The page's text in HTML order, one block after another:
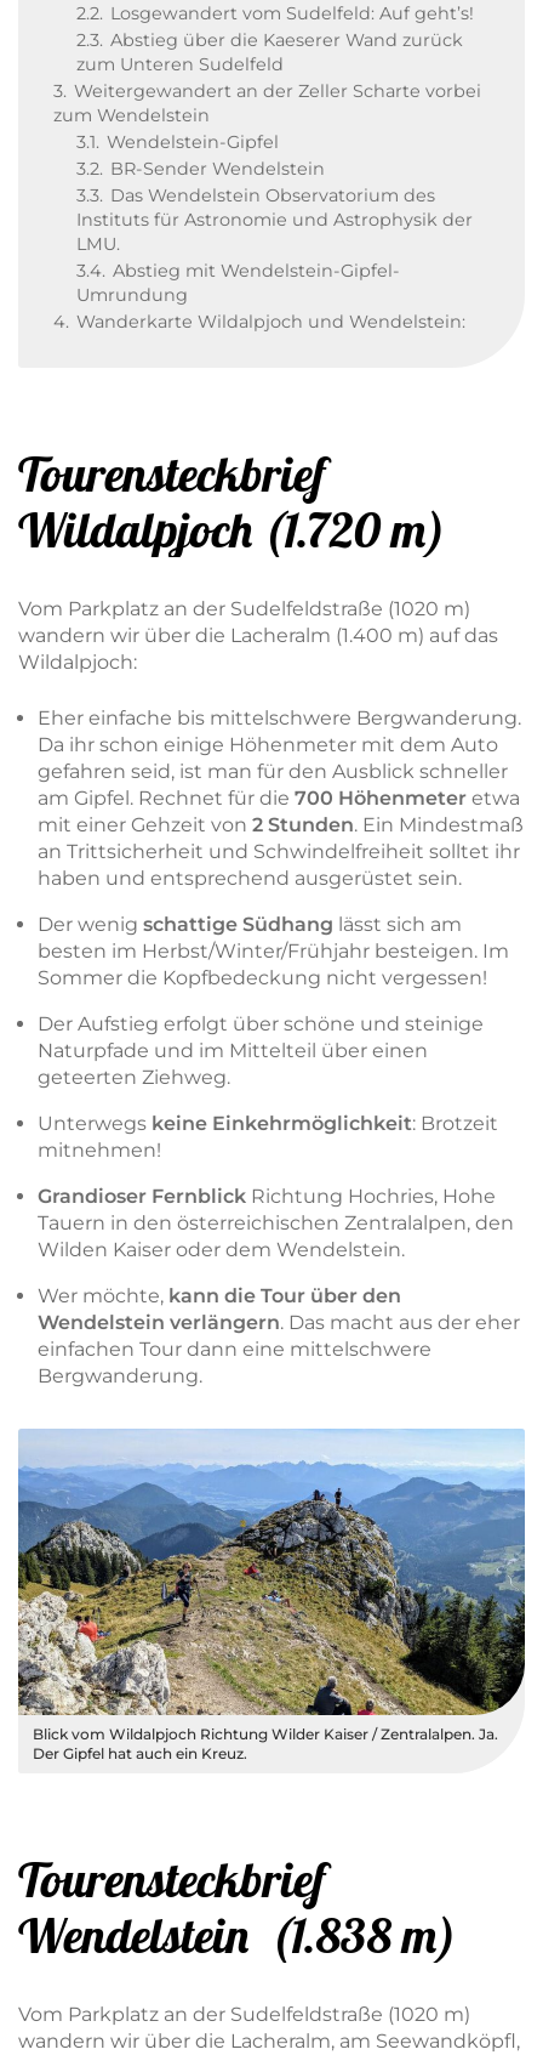
2.2. Losgewandert vom Sudelfeld: Auf geht’s!
2.3. Abstieg über die Kaeserer Wand zurück
zum Unteren Sudelfeld
3. Weitergewandert an der Zeller Scharte vorbei
zum Wendelstein
3.1. Wendelstein-Gipfel
3.2. BR-Sender Wendelstein
3.3. Das Wendelstein Observatorium des
Instituts für Astronomie und Astrophysik der
LMU.
3.4. Abstieg mit Wendelstein-Gipfel-
Umrundung
4. Wanderkarte Wildalpjoch und Wendelstein:
Tourensteckbrief
Wildalpjoch (1.720 m)
Vom Parkplatz an der Sudelfeldstraße (1020 m)
wandern wir über die Lacheralm (1.400 m) auf das
Wildalpjoch:
Eher einfache bis mittelschwere Bergwanderung.
Da ihr schon einige Höhenmeter mit dem Auto
gefahren seid, ist man für den Ausblick schneller
am Gipfel. Rechnet für die 700 Höhenmeter etwa
mit einer Gehzeit von 2 Stunden. Ein Mindestmaß
an Trittsicherheit und Schwindelfreiheit solltet ihr
haben und entsprechend ausgerüstet sein.
Der wenig schattige Südhang lässt sich am
besten im Herbst/Winter/Frühjahr besteigen. Im
Sommer die Kopfbedeckung nicht vergessen!
Der Aufstieg erfolgt über schöne und steinige
Naturpfade und im Mittelteil über einen
geteerten Ziehweg.
Unterwegs keine Einkehrmöglichkeit: Brotzeit
mitnehmen!
Grandioser Fernblick Richtung Hochries, Hohe
Tauern in den österreichischen Zentralalpen, den
Wilden Kaiser oder dem Wendelstein.
Wer möchte, kann die Tour über den
Wendelstein verlängern. Das macht aus der eher
einfachen Tour dann eine mittelschwere
Bergwanderung.
Blick vom Wildalpjoch Richtung Wilder Kaiser / Zentralalpen. Ja.
Der Gipfel hat auch ein Kreuz.
Tourensteckbrief
Wendelstein (1.838 m)
Vom Parkplatz an der Sudelfeldstraße (1020 m)
wandern wir über die Lacheralm, am Seewandköpfl,